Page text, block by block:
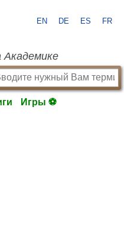
EN DE ES FR
Академике
Игры ⚽